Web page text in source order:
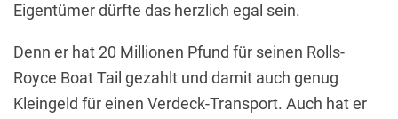
Eigentümer dürfte das herzlich egal sein.
Denn er hat 20 Millionen Pfund für seinen Rolls-
Royce Boat Tail gezahlt und damit auch genug
Kleingeld für einen Verdeck-Transport. Auch hat er